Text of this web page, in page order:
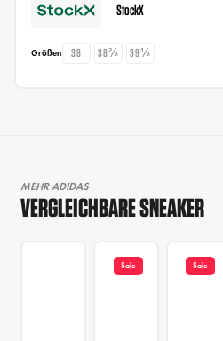
StockX
Größen 38 38⅔ 39⅓
MEHR ADIDAS
VERGLEICHBARE SNEAKER
Sale Sale